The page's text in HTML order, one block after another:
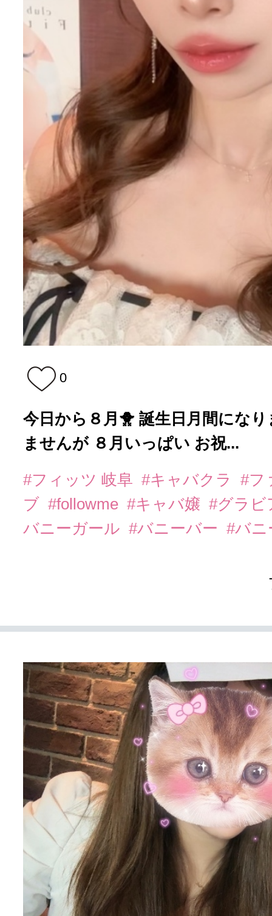
0
今日から８月🐥 誕生日月間にな
ませんが ８月いっぱい お祝...
#フィッツ 岐阜 #キャバクラ
#フ
ブ #followme #キャバ嬢 #グラ
バニーガール #バニーバー #バ